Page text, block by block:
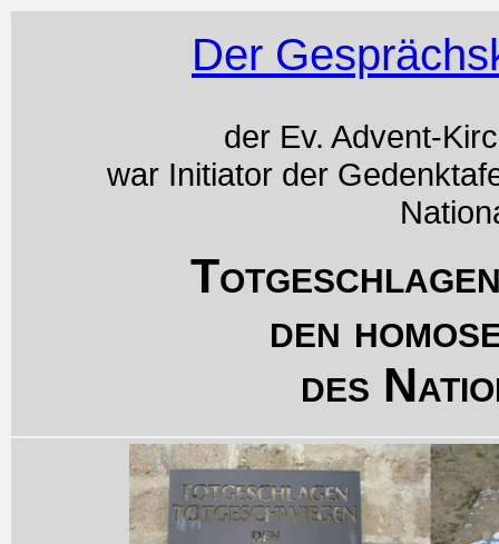
Der
der Ev. Advent-
war Initiator der
den
des